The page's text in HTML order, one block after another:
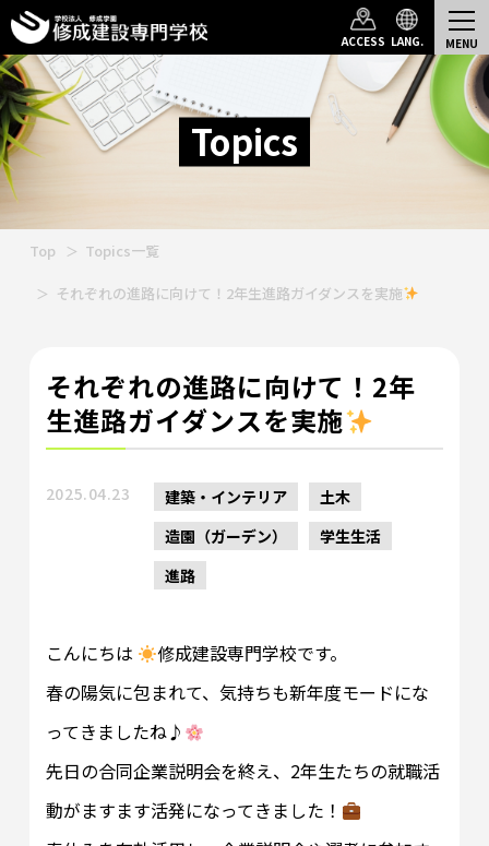
ACCESS LANG.
Topics
Top Topics一覧
それぞれの進路に向けて！2年生進路ガイダンスを実施
それぞれの進路に向けて！2年
生進路ガイダンスを実施
2025.04.23 建築・インテリア
土木
造園（ガーデン）
学生生活
進路
こんにちは
修成建設専門学校です。
春の陽気に包まれて、気持ちも新年度モードにな
ってきましたね♪
先日の合同企業説明会を終え、2年生たちの就職活
動がますます活発になってきました！